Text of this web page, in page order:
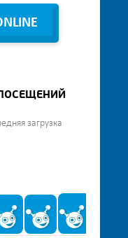
загрузка